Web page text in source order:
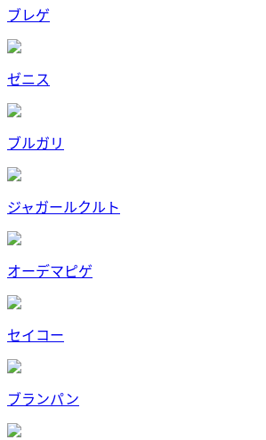
ブレゲ
ゼニス
ブルガリ
ジャガールクルト
オーデマピゲ
セイコー
ブランパン